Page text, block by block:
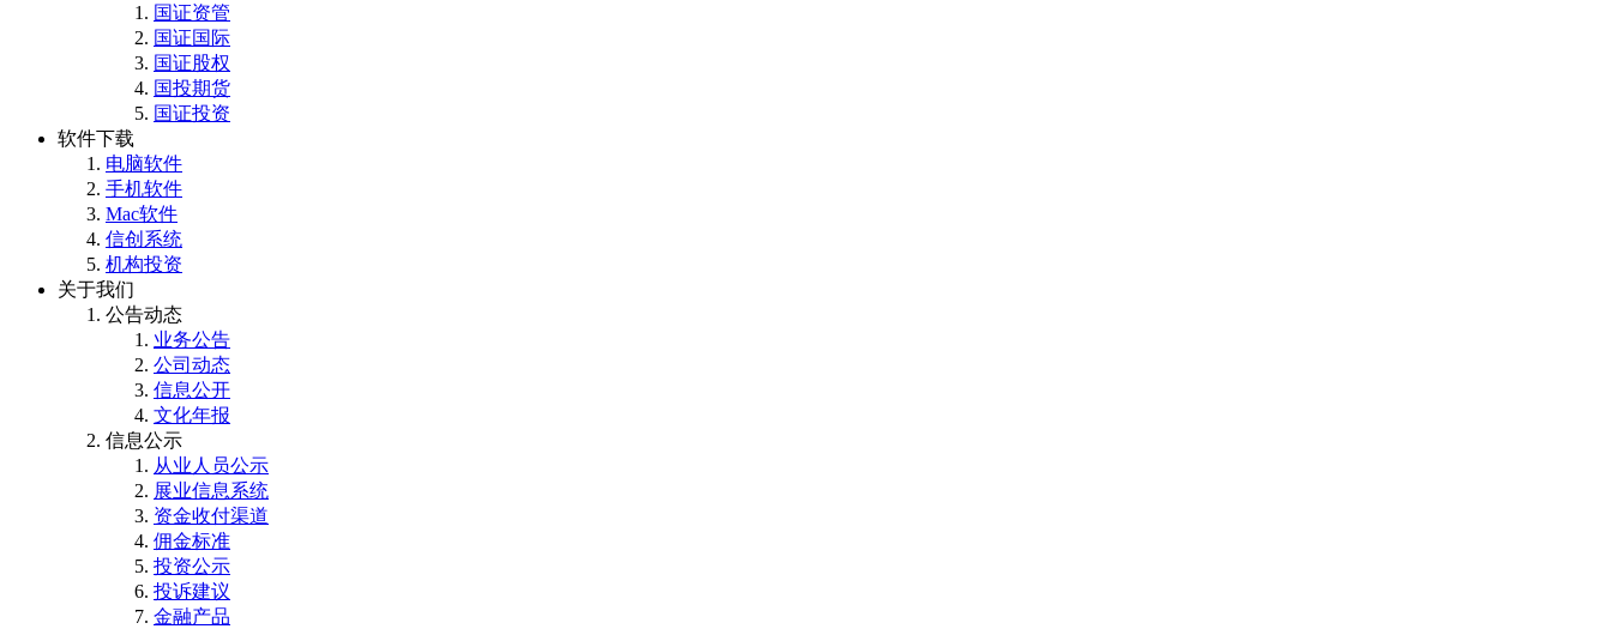
国证资管
国证国际
国证股权
国投期货
国证投资
软件下载
电脑软件
手机软件
Mac软件
信创系统
机构投资
关于我们
公告动态
业务公告
公司动态
信息公开
文化年报
信息公示
从业人员公示
展业信息系统
资金收付渠道
佣金标准
投资公示
投诉建议
金融产品